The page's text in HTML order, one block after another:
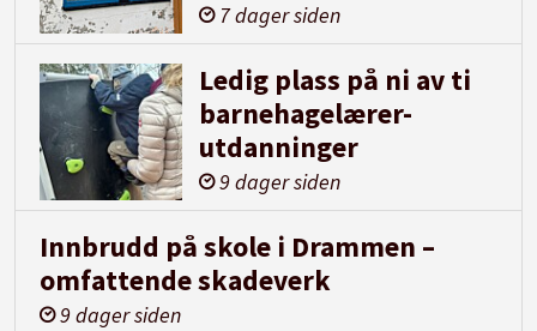
7 dager siden
Ledig plass på ni av ti
barnehagelærer-
utdanninger
9 dager siden
Innbrudd på skole i Drammen –
omfattende skadeverk
9 dager siden